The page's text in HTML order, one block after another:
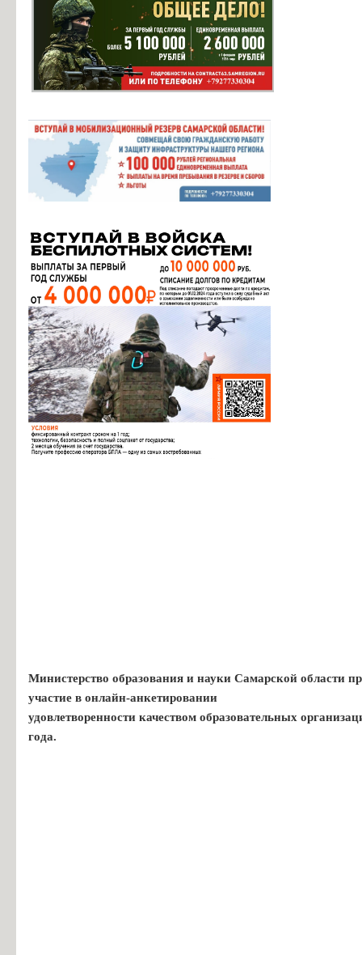
Министерство образования и науки Самарской области
участие в онлайн-анкетировании
удовлетворенности качеством образовательных
года.